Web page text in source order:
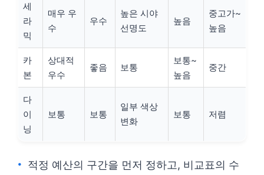
세
라
믹
매우 우
수
우수
높은 시야
선명도
높음
중고가~
높음
카
본
상대적
우수
좋음 보통
보통~
높음
중간
다
이
닝
보통 보통
일부 색상
변화
보통 저렴
적정 예산의 구간을 먼저 정하고, 비교표의 수